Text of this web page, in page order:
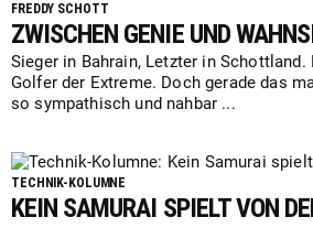
FREDDY SCHOTT
ZWISCHEN GENIE UND
Sieger in Bahrain, Letzter in
Golfer der Extreme. Doch gerade das
so sympathisch und nahbar ...
TECHNIK-KOLUMNE
KEIN SAMURAI SPIELT VON